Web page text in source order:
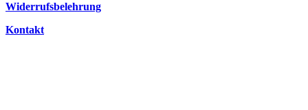
Widerrufsbelehrung
Kontakt